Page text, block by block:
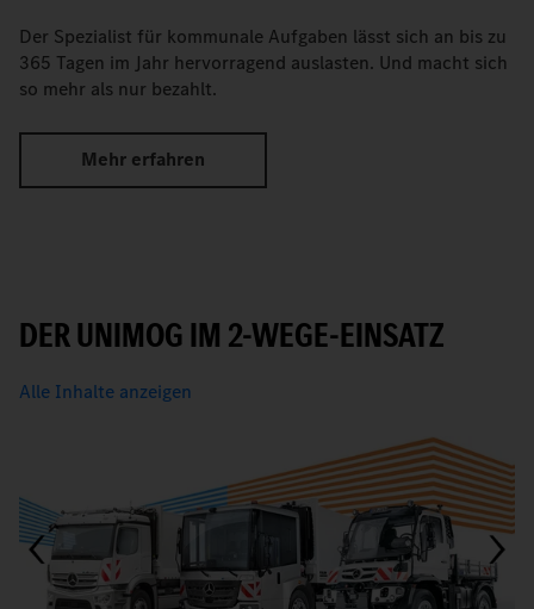
Der Spezialist für kommunale Aufgaben lässt sich an bis zu
365 Tagen im Jahr hervorragend auslasten. Und macht sich
so mehr als nur bezahlt.
Mehr erfahren
DER UNIMOG IM 2-WEGE-EINSATZ
Alle Inhalte anzeigen